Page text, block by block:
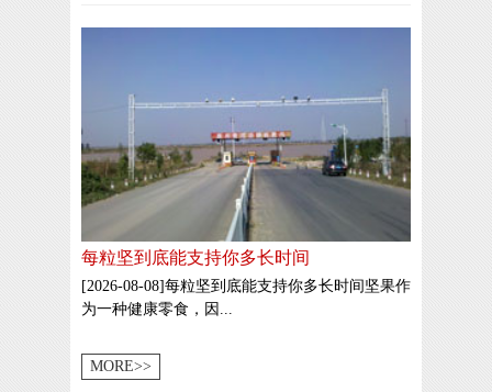
每粒坚到底能支持你多长时间
[2026-08-08]每粒坚到底能支持你多长时间坚果作
为一种健康零食，因...
MORE>>